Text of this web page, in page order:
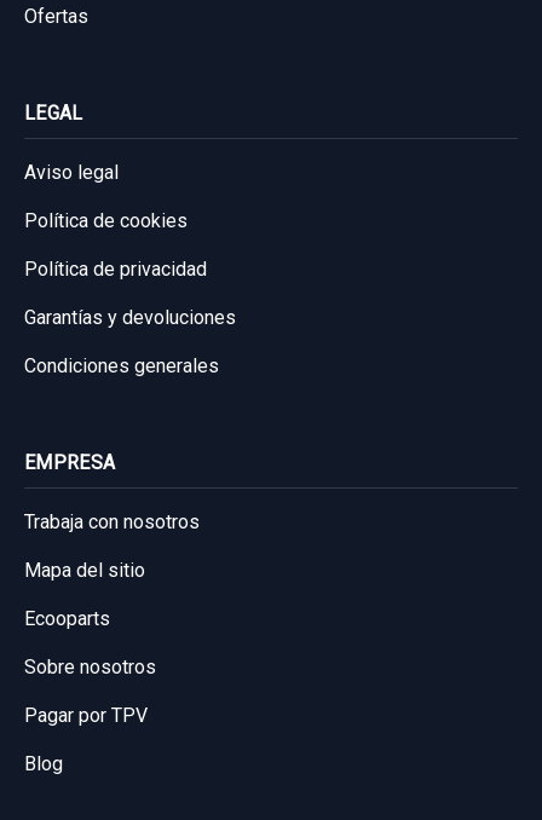
AMORTIGUADOR DELANTERO DERECHO
usado.
VOLKSWAGEN TIGUAN (AD1, AX1) 2.0 TDI
Garantía 1 año
Ofertas
LEGAL
Aviso legal
Política de cookies
Política de privacidad
Garantías y devoluciones
Condiciones generales
EMPRESA
Trabaja con nosotros
Mapa del sitio
Ecooparts
Sobre nosotros
Pagar por TPV
Blog